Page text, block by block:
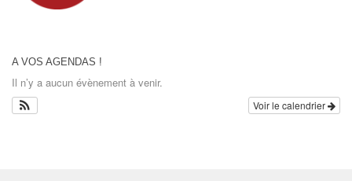
A VOS AGENDAS !
Il n’y a aucun évènement à venir.
Voir le calendrier